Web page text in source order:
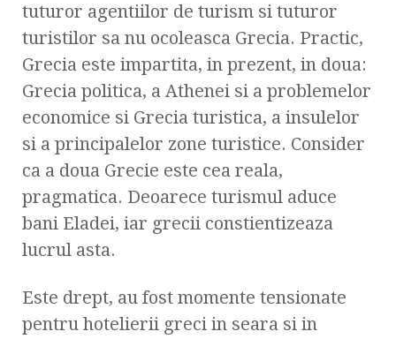
tuturor agentiilor de turism si tuturor
turistilor sa nu ocoleasca Grecia. Practic,
Grecia este impartita, in prezent, in doua:
Grecia politica, a Athenei si a problemelor
economice si Grecia turistica, a insulelor
si a principalelor zone turistice. Consider
ca a doua Grecie este cea reala,
pragmatica. Deoarece turismul aduce
bani Eladei, iar grecii constientizeaza
lucrul asta.
Este drept, au fost momente tensionate
pentru hotelierii greci in seara si in